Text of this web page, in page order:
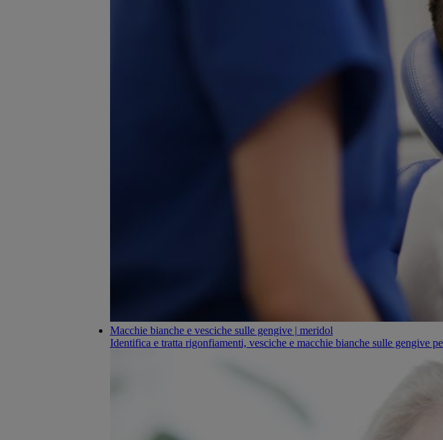
Macchie bianche e vesciche sulle gengive | meridol
Identifica e tratta rigonfiamenti, vesciche e macchie bianche sulle gengive